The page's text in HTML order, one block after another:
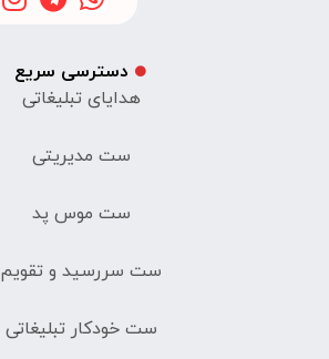
دسترسی سریع
هدایای تبلیغاتی
ست مدیریتی
ست موس پد
ست سررسید و تقویم
ست خودکار تبلیغاتی